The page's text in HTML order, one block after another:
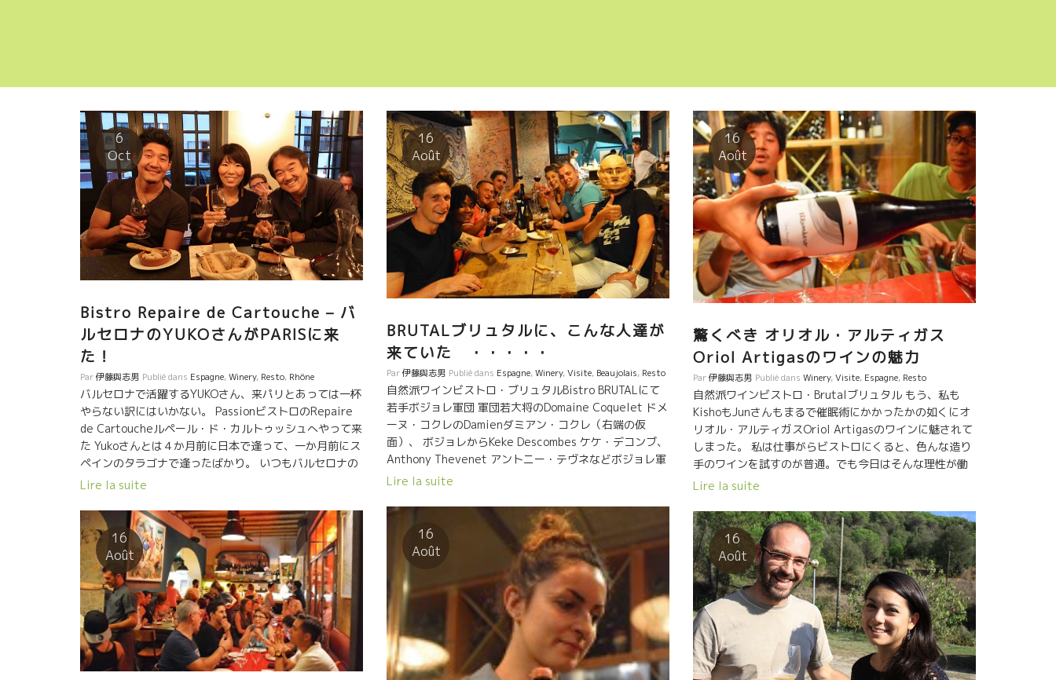
6
Oct
Bistro Repaire de Cartouche – バ
ルセロナのYUKOさんがPARISに来
た！
Par伊藤與志男 Publié dans Espagne,Winery, Resto, Rhône
バルセロナで活躍するYUKOさん、来パリとあっては一杯
やらない訳にはいかない。 PassionビストロのRepaire
de Cartoucheルペール・ド・カルトゥッシュへやって来
た Yukoさんとは４か月前に日本で逢って、一か月前にス
ペインのタラゴナで逢ったばかり。 いつもバルセロナの
太陽の様に明るく元気なYukoさん。 今回は京都の大鵬さ
さんとバルセロナのブリュタルでのイヴェントまで同行
するとのこと。 忙しく活躍するYukoさん。生きてるね！
って感じ。 ここRepaire de Cartoucheルペール・ド・
カルトゥッシュに来たら、まずこれでしょう。 René-
Jean の白を注文したらいきなりこれが出てきました。
サンジョゼフのPitrouピトル2004年だ。 ヤー、な..なん
という液体だ。 もう１３年という歳月が流れている。果
実味はもう薄れてビシッとミネラルからくる“うまみ”が
太くなっている。 このミネラル感は永遠につづくので
は、と思ってしまうほど芯がある。 ルネジ
Lire la suite
16
Août
BRUTALブリュタルに、こんな人達が
来ていた ・・・・・
Par伊藤與志男 Publié dans Espagne,Winery,Visite, Beaujolais, Resto
自然派ワインビストロ・ブリュタルBistro BRUTALにて
若手ボジョレ軍団 軍団若大将のDomaine Coquelet ドメ
ーヌ・コクレのDamienダミアン・コクレ（右端の仮
面）、 ボジョレからKeke Descombes ケケ・デコンブ、
Anthony Thevenet アントニー・テヴネなどボジョレ軍
団もワインビストロ「ブリュタルBRUTAL」に来ていた。
ナムを大事そうに抱えた、ブリュタルの店の人。 名前は
知らないけど自然派見本市会場でよく見る人。
Lire la suite
16
Août
驚くべき オリオル・アルティガス
Oriol Artigasのワインの魅力
Par伊藤與志男 Publié dans Winery,Visite, Espagne, Resto
自然派ワインビストロ・Brutalブリュタル もう、私も
KishoもJunさんもまるで催眠術にかかったかの如くにオ
リオル・アルティガスOriol Artigasのワインに魅されて
しまった。 私は仕事がらビストロにくると、色んな造り
手のワインを試すのが普通。でも今日はそんな理性が働
かなかった。 ３本目は El Rumbero エル・ルンベロ
ルMas Pellisserの周りにある畑の葡萄を仕込んだもの。
花崗岩土壌に育つ１７歳のメルローを、ダイレクトプレ
スしてブラン・ド・ノワールのジュースをとり、シラー
品種とグルナッシュ品種を５日間マセラッション（カモ
シ）したものを、合わせて醸造したワイン。 メルローの
爽やかさにシラー、グルナッシュの果実味、僅かなタン
ニンで、まるで水のように喉を通り過ぎていく凄い奴。
全く違う造りのワインやジュースを組み合わせて醸造す
るという発想の造りが凄い。 最近の若手の間で頻繁にや
られている造り。今までの造り手にはなかった発想。 そ
Lire la suite
16
Août
16
Août
16
Août